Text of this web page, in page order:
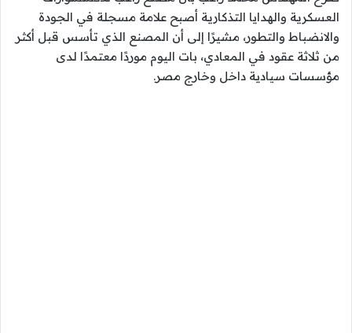
العسكرية والهدايا التذكارية أصبح علامة مسجلة في الجودة
والانضباط والتطور، مشيرًا إلى أن المصنع الذي تأسس قبل أكثر
من ثلاثة عقود في المعادي، بات اليوم موردًا معتمدًا لدى
مؤسسات سيادية داخل وخارج مصر.